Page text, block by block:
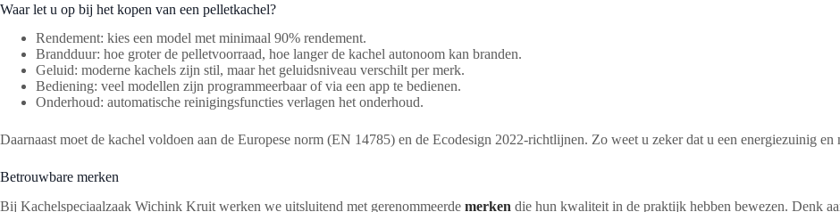
Waar let u op bij het kopen van een pelletkachel?
Rendement: kies een model met minimaal 90% rendement.
Brandduur: hoe groter de pelletvoorraad, hoe langer de kachel autonoom kan branden.
Geluid: moderne kachels zijn stil, maar het geluidsniveau verschilt per merk.
Bediening: veel modellen zijn programmeerbaar of via een app te bedienen.
Onderhoud: automatische reinigingsfuncties verlagen het onderhoud.
Daarnaast moet de kachel voldoen aan de Europese norm (EN 14785) en de Ecodesign 2022-richtlijnen. Zo weet u zeker dat u een energiezuinig
Betrouwbare merken
Bij Kachelspeciaalzaak Wichink Kruit werken we uitsluitend met gerenommeerde merken die hun kwaliteit in de praktijk hebben bewezen. Denk